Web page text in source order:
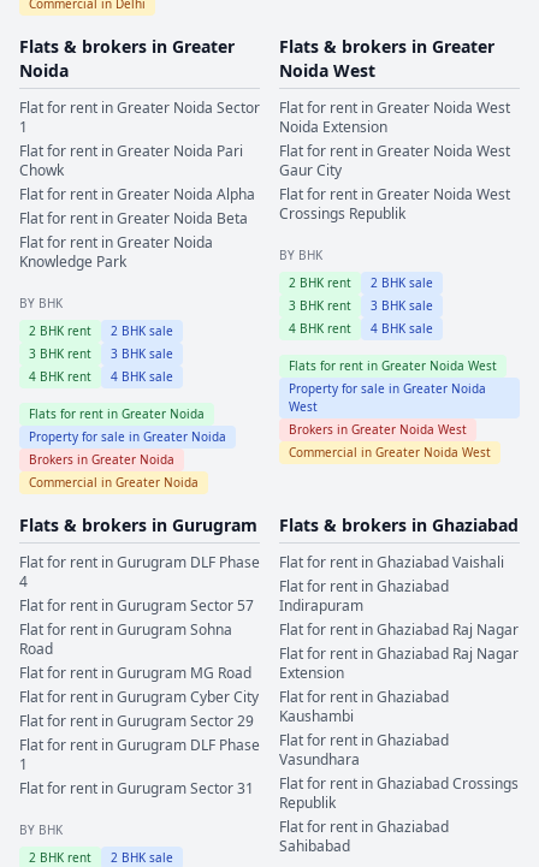
Flats & brokers in Greater
Noida
Flat for rent inGreater Noida Sector
1
Flat for rent inGreater Noida Pari
Chowk
Flat for rent inGreater Noida Alpha
Flat for rent inGreater Noida Beta
Flat for rent inGreater Noida
Knowledge Park
BY BHK
2 BHK rent 2 BHK sale
3 BHK rent 3 BHK sale
4 BHK rent 4 BHK sale
Flats for rent in Greater Noida
Property for sale in Greater Noida
Brokers in Greater Noida
Commercial in Greater Noida
Flats & brokers in Greater
Noida West
Flat for rent inGreater Noida West
Noida Extension
Flat for rent inGreater Noida West
Gaur City
Flat for rent inGreater Noida West
Crossings Republik
BY BHK
2 BHK rent 2 BHK sale
3 BHK rent 3 BHK sale
4 BHK rent 4 BHK sale
Flats for rent in Greater Noida West
Property for sale in Greater Noida
West
Brokers in Greater Noida West
Commercial in Greater Noida West
Flats & brokers in Gurugram
Flat for rent inGurugram DLF Phase
4
Flat for rent inGurugramSector 57
Flat for rent inGurugramSohna
Road
Flat for rent inGurugram MG Road
Flat for rent inGurugramCyber City
Flat for rent inGurugramSector 29
Flat for rent inGurugram DLF Phase
1
Flat for rent inGurugramSector 31
BY BHK
2 BHK rent 2 BHK sale
Flats & brokers in Ghaziabad
Flat for rent inGhaziabadVaishali
Flat for rent inGhaziabad
Indirapuram
Flat for rent inGhaziabad Raj Nagar
Flat for rent inGhaziabad Raj Nagar
Extension
Flat for rent inGhaziabad
Kaushambi
Flat for rent inGhaziabad
Vasundhara
Flat for rent inGhaziabadCrossings
Republik
Flat for rent inGhaziabad
Sahibabad